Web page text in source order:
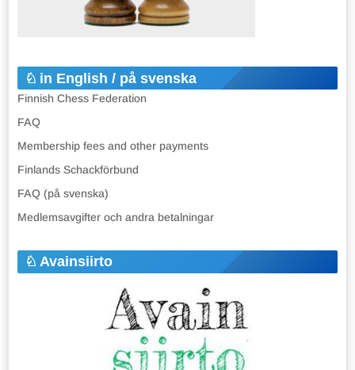
in English / på svenska
Finnish Chess Federation
FAQ
Membership fees and other payments
Finlands Schackförbund
FAQ (på svenska)
Medlemsavgifter och andra betalningar
Avainsiirto